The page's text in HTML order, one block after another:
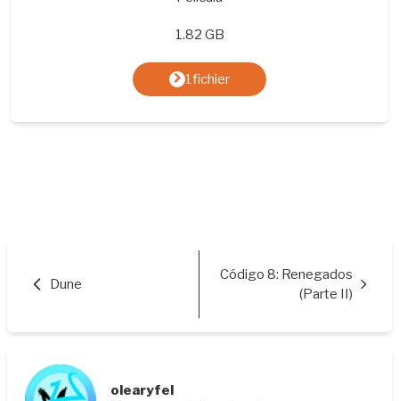
1.82 GB
1fichier
Dune
Código 8: Renegados
(Parte II)
olearyfel